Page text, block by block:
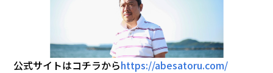
公式サイトはコチラからhttps://abesatoru.com/